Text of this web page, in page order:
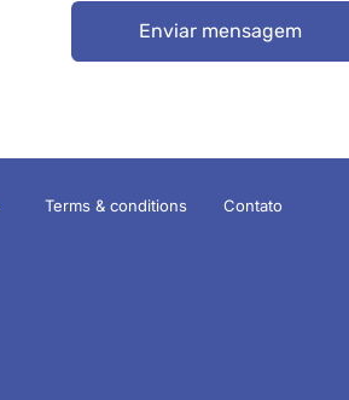
Enviar mensagem
Terms & conditions Contato